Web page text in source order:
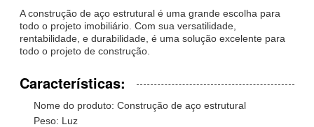
A construção de aço estrutural é uma grande escolha para
todo o projeto imobiliário. Com sua versatilidade,
rentabilidade, e durabilidade, é uma solução excelente para
todo o projeto de construção.
Características:
Nome do produto: Construção de aço estrutural
Peso: Luz